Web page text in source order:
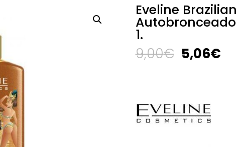
Eveline
1.
9,00€ El
precio
9,00€.
5,06€El